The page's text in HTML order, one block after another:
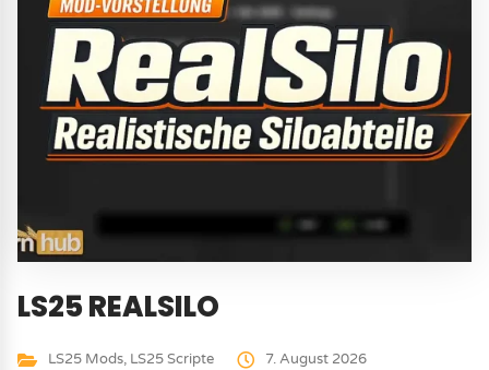
LS25 REALSILO
LS25 Mods, LS25 Scripte 7. August 2026